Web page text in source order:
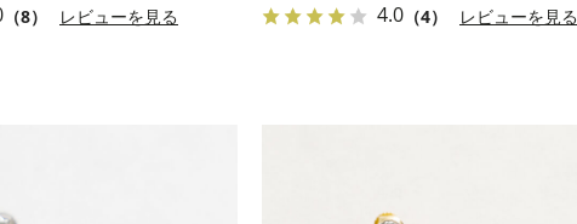
（8） レビューを見る 4.0（4） レビューを見る